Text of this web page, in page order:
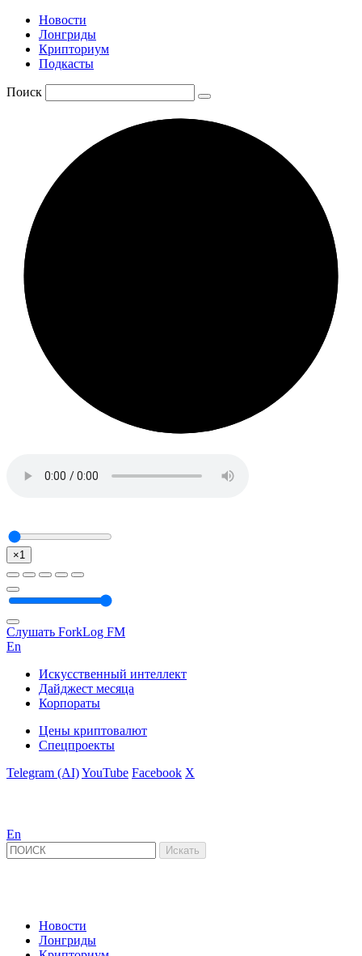
Новости
Лонгриды
Крипториум
Подкасты
Поиск
×1
Слушать ForkLog FM
En
Искусственный интеллект
Дайджест месяца
Корпораты
Цены криптовалют
Спецпроекты
Telegram (AI)YouTube Facebook X
En
Новости
Лонгриды